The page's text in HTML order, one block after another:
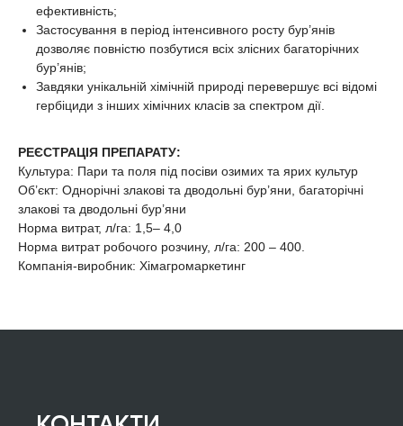
ефективність;
Застосування в період інтенсивного росту бур’янів
дозволяє повністю позбутися всіх злісних багаторічних
бур’янів;
Завдяки унікальній хімічній природі перевершує всі відомі
гербіциди з інших хімічних класів за спектром дії.
РЕЄСТРАЦІЯ ПРЕПАРАТУ:
Культура: Пари та поля під посіви озимих та ярих культур
Об’єкт: Однорічні злакові та дводольні бур’яни, багаторічні
злакові та дводольні бур’яни
Норма витрат, л/га: 1,5– 4,0
Норма витрат робочого розчину, л/га: 200 – 400.
Компанія-виробник: Хімагромаркетинг